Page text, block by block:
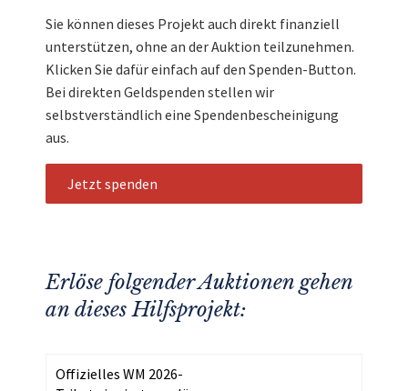
Sie können dieses Projekt auch direkt finanziell
unterstützen, ohne an der Auktion teilzunehmen.
Klicken Sie dafür einfach auf den Spenden-Button.
Bei direkten Geldspenden stellen wir
selbstverständlich eine Spendenbescheinigung
aus.
Jetzt spenden
Erlöse folgender Auktionen gehen
an dieses Hilfsprojekt:
Offizielles WM 2026-